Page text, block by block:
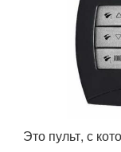
Это пульт, с